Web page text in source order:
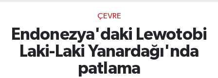
ÇEVRE
Endonezya'daki Lewotobi
Laki-Laki Yanardağı'nda
patlama